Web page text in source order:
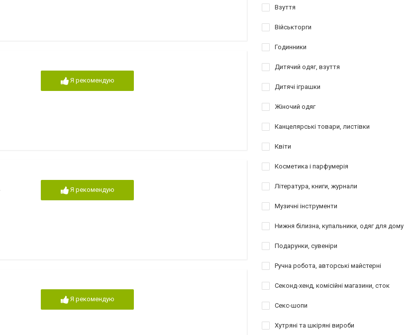
Я рекомендую
Я рекомендую
Я рекомендую
Взуття
Військторги
Годинники
Дитячий одяг, взуття
Дитячі іграшки
Жіночий одяг
Канцелярські товари, листівки
Квіти
Косметика і парфумерія
Література, книги, журнали
Музичні інструменти
Нижня білизна, купальники, одяг для дому
Подарунки, сувеніри
Ручна робота, авторські майстерні
Секонд-хенд, комісійні магазини, сток
Секс-шопи
Хутряні та шкіряні вироби